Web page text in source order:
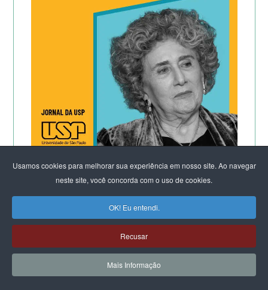
Usamos cookies para melhorar sua experiência em nosso site. Ao navegar
neste site, você concorda com o uso de cookies.
OK! Eu entendi.
Recusar
Mais Informação
CLIQUE E LEIA:
Por que os homens continuam a
matar as mulheres?
&